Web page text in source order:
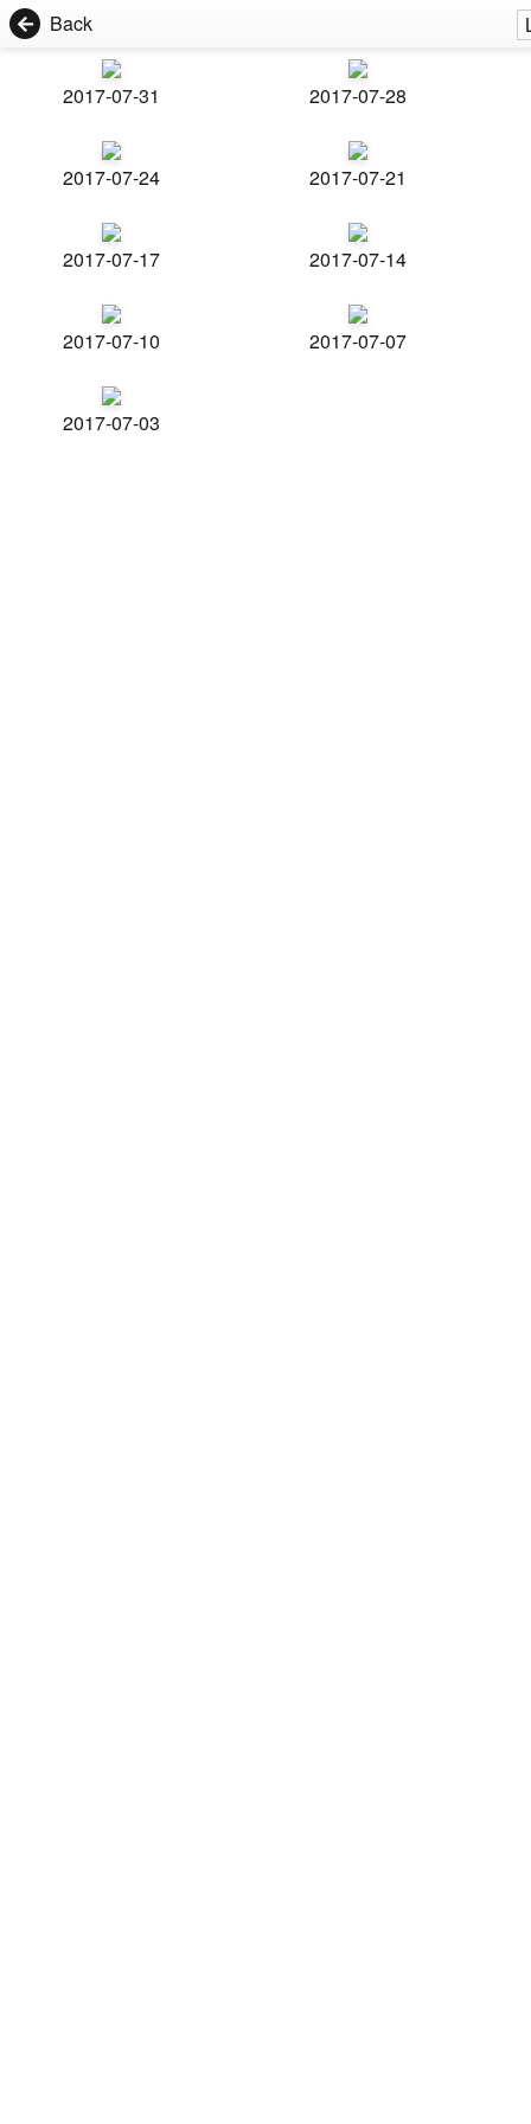
Back
2017-07-31 2017-07-28
2017-07-24 2017-07-21
2017-07-17 2017-07-14
2017-07-10 2017-07-07
2017-07-03